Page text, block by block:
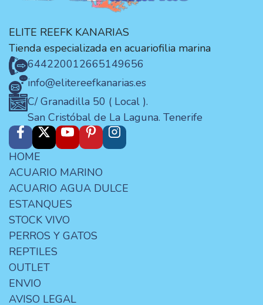
ELITE REEFK KANARIAS
Tienda especializada en acuariofilia marina
644220012665149656
info@elitereefkanarias.es
C/ Granadilla 50 ( Local ).
San Cristóbal de La Laguna. Tenerife
HOME
ACUARIO MARINO
ACUARIO AGUA DULCE
ESTANQUES
STOCK VIVO
PERROS Y GATOS
REPTILES
OUTLET
ENVIO
AVISO LEGAL